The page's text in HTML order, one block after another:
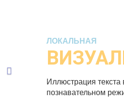
ЛОКАЛЬНАЯ
Иллюстрация текста
познавательном